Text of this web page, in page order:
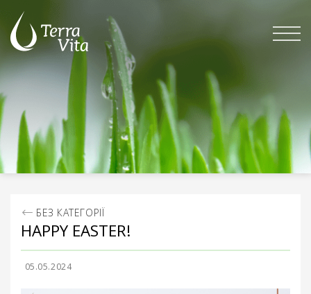
content
БЕЗ КАТЕГОРІЇ
HAPPY EASTER!
05.05.2024